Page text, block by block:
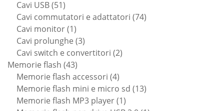
Cavi USB 5151
prodotti
Cavi commutatori e adattatori 7474
Cavi monitor 11
prodotto
Cavi prolunghe 33
prodotti
Cavi switch e convertitori 22
Memorie flash 4343
prodotti
Memorie flash accessori 44
prodotti
Memorie flash mini e micro sd 1313
Memorie flash MP3 player 11